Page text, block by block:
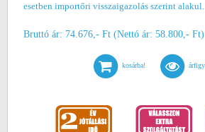
esetben importőri visszaigazolás szerint alakul.
Bruttó ár: 74.676,- Ft (Nettó ár: 58.800,- Ft)
kosárba!